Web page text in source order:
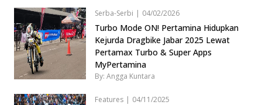
Serba-Serbi | 04/02/2026
Turbo Mode ON! Pertamina Hidupkan
Kejurda Dragbike Jabar 2025 Lewat
Pertamax Turbo & Super Apps
MyPertamina
By: Angga Kuntara
Features | 04/11/2025